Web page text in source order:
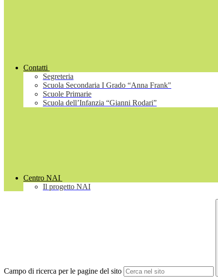
Contatti
Segreteria
Scuola Secondaria I Grado “Anna Frank"
Scuole Primarie
Scuola dell’Infanzia “Gianni Rodari”
Centro NAI
Il progetto NAI
Campo di ricerca per le pagine del sito